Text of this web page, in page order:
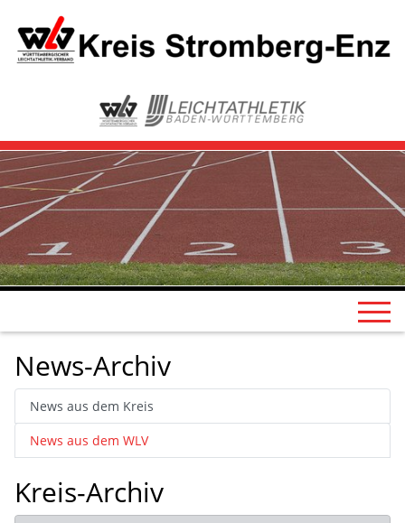
News-Archiv
News aus dem Kreis
News aus dem WLV
Kreis-Archiv